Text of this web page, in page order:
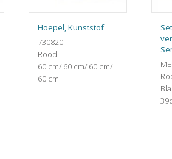
Hoepel, Kunststof
730820
Rood
60 cm/ 60 cm/ 60 cm/
60 cm